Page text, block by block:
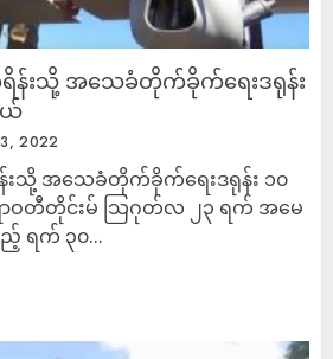
းသို့ အသေခံတိုက်ခိုက်ရေးဒရုန်း
ယ်
2022
သို့ အသေခံတိုက်ခိုက်ရေးဒရုန်း ၁၀
ာဝတီတိုင်းမ် သြဂုတ်လ ၂၃ ရက် အမေ
ရက် ၃၀...